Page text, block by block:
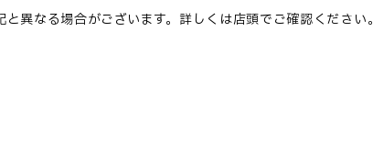
異なる場合がございます。詳しくは店頭でご確認ください。